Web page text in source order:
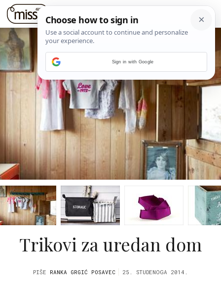
Trikovi za uredan dom
PIŠE RANKA GRGIĆ POSAVEC 25. STUDENOGA 2014.
Sign in with Google